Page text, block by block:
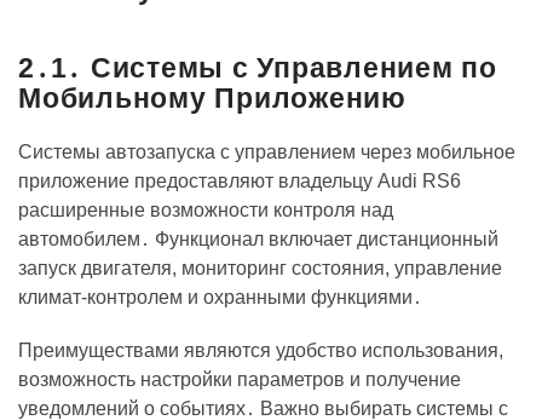
2․1․ Системы с Управлением по
Мобильному Приложению
Системы автозапуска с управлением через мобильное
приложение предоставляют владельцу Audi RS6
расширенные возможности контроля над
автомобилем․ Функционал включает дистанционный
запуск двигателя, мониторинг состояния, управление
климат-контролем и охранными функциями․
Преимуществами являются удобство использования,
возможность настройки параметров и получение
уведомлений о событиях․ Важно выбирать системы с